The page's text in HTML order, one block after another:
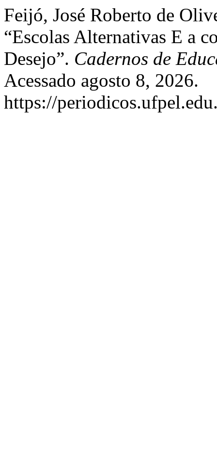
Feijó, José Roberto de
“Escolas Alternativas E a
Desejo”. Cadernos de
Acessado agosto 8, 2026.
https://